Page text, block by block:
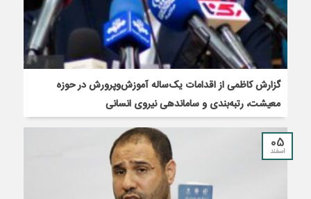
گزارش کاظمی از اقدامات یک‌ساله آموزش‌وپرورش در حوزه
معیشت، رتبه‌بندی و ساماندهی نیروی انسانی
05
اسفند